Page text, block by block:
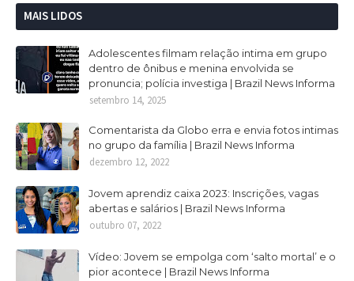
MAIS LIDOS
Adolescentes filmam relação intima em grupo
dentro de ônibus e menina envolvida se
pronuncia; polícia investiga | Brazil News Informa
setembro 14, 2025
Comentarista da Globo erra e envia fotos intimas
no grupo da família | Brazil News Informa
dezembro 12, 2022
Jovem aprendiz caixa 2023: Inscrições, vagas
abertas e salários | Brazil News Informa
outubro 07, 2022
Vídeo: Jovem se empolga com ‘salto mortal’ e o
pior acontece | Brazil News Informa